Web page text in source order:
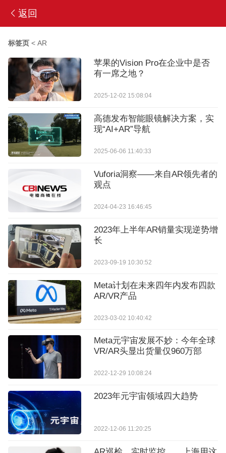
返回
标签页< AR
苹果的Vision Pro在企业中是否
有一席之地？
2025-12-02 15:08:04
高德发布智能眼镜解决方案，实
现“AI+AR”导航
2025-06-06 11:40:33
Vuforia洞察——来自AR领先者的
观点
2024-04-23 16:46:45
2023年上半年AR销量实现逆势增
长
2023-09-19 10:30:52
Meta计划在未来四年内发布四款
AR/VR产品
2023-03-02 10:40:42
Meta元宇宙发展不妙：今年全球
VR/AR头显出货量仅960万部
2022-12-29 10:08:24
2023年元宇宙领域四大趋势
2022-12-06 11:20:25